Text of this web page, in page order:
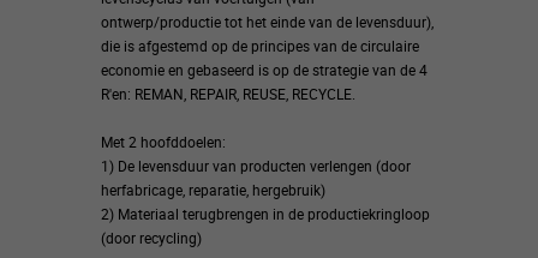
ontwerp/productie tot het einde van de levensduur),
die is afgestemd op de principes van de circulaire
economie en gebaseerd is op de strategie van de 4
R'en: REMAN, REPAIR, REUSE, RECYCLE.
Met 2 hoofddoelen:
1) De levensduur van producten verlengen (door
herfabricage, reparatie, hergebruik)
2) Materiaal terugbrengen in de productiekringloop
(door recycling)